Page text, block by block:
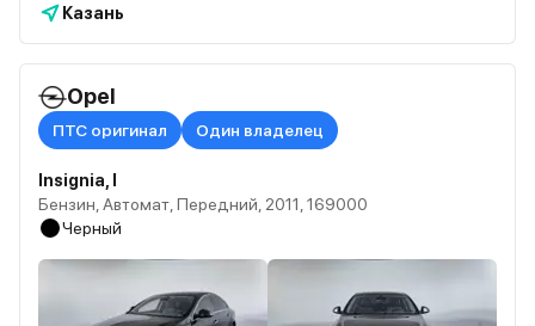
Казань
Opel
ПТС оригинал Один владелец
Insignia, I
Бензин, Автомат, Передний, 2011, 169000
Черный